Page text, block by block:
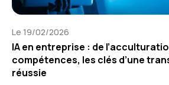
Le 19/02/2026
IA en entreprise : de
compétences, les clés d’une
réussie